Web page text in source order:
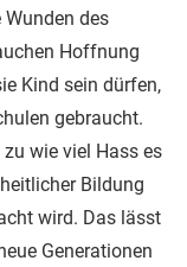
des
Hoffnung
Kind sein dürfen,
gebraucht.
wie viel Hass es
Bildung
wird. Das lässt
Generationen